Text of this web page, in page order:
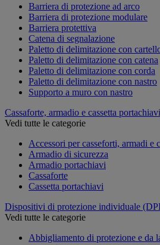
Barriera di protezione ad arco
Barriera di protezione modulare
Barriera protettiva
Catena di segnalazione
Paletto di delimitazione con
Paletto di delimitazione con catena
Paletto di delimitazione con corda
Paletto di delimitazione con nastro
Supporto a muro con nastro
Cassaforte, armadio e cassetta portachiavi
Vedi tutte le categorie
Accessori per casseforti, armadi e
Armadio di sicurezza
Armadio portachiavi
Cassaforte
Cassetta portachiavi
Dispositivi di protezione individuale
Vedi tutte le categorie
Abbigliamento di protezione e da